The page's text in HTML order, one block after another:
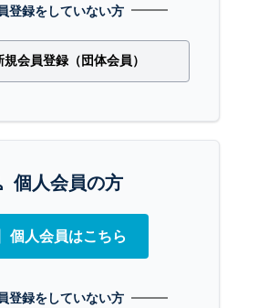
登録をしていない方
規会員登録（団体会員）
個人会員の方
個人会員はこちら
登録をしていない方